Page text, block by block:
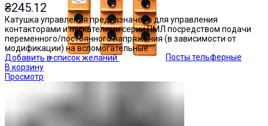
Посты тельферные
₴245.12
Катушка управления предназначена для управления
контакторами и пускателями серии ПМЛ посредством подачи
переменного/постоянного напряжения (в зависимости от
модификации) на вспомогательные
Добавить в список желаний
В корзину
Просмотр